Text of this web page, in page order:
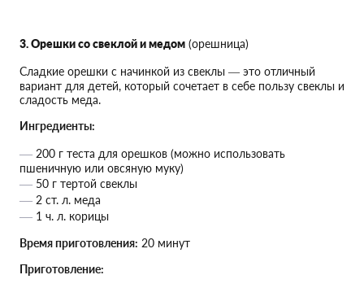
3. Орешки со свеклой и медом (орешница)
Сладкие орешки с начинкой из свеклы — это отличный
вариант для детей, который сочетает в себе пользу свеклы и
сладость меда.
Ингредиенты:
200 г теста для орешков (можно использовать
пшеничную или овсяную муку)
50 г тертой свеклы
2 ст. л. меда
1 ч. л. корицы
Время приготовления: 20 минут
Приготовление: